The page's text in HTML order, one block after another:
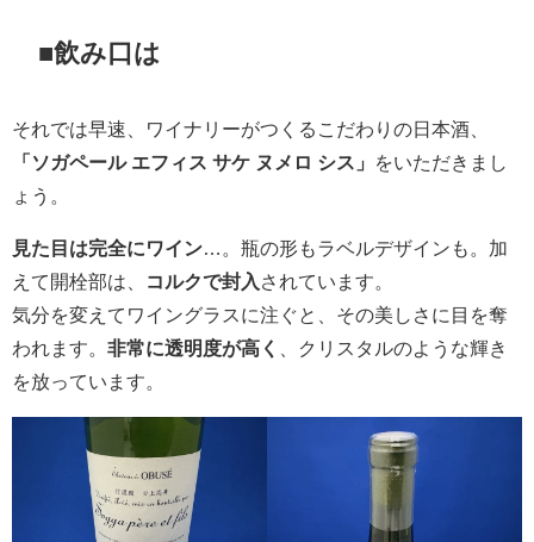
■飲み口は
それでは早速、ワイナリーがつくるこだわりの日本酒、
「ソガペール エフィス サケ ヌメロ シス」
をいただきまし
ょう。
見た目は完全にワイン …。瓶の形もラベルデザインも。加
えて開栓部は、
コルクで封入 されています。
気分を変えてワイングラスに注ぐと、その美しさに目を奪
われます。 非常に透明度が高く
、クリスタルのような輝き
を放っています。